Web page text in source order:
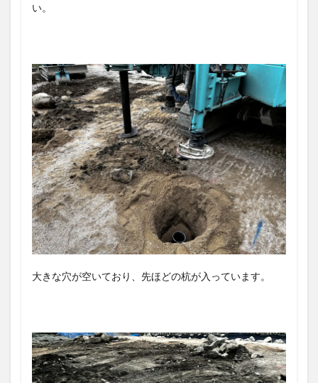
い。
大きな穴が空いており、先ほどの杭が入っています。